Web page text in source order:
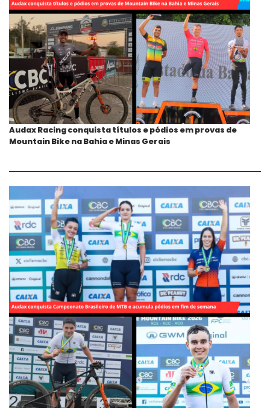
Audax Racing conquista títulos e pódios em provas de
Mountain Bike na Bahia e Minas Gerais